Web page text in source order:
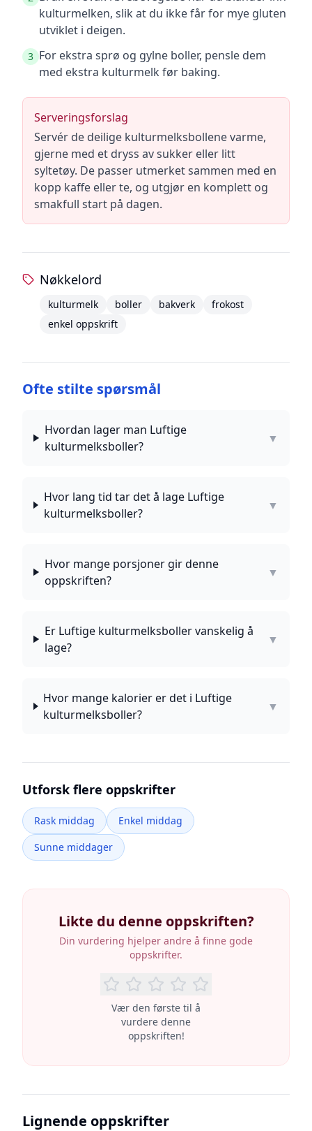
kulturmelken, slik at du ikke får for mye gluten
utviklet i deigen.
3 For ekstra sprø og gylne boller, pensle dem
med ekstra kulturmelk før baking.
Serveringsforslag
Servér de deilige kulturmelksbollene varme,
gjerne med et dryss av sukker eller litt
syltetøy. De passer utmerket sammen med en
kopp kaffe eller te, og utgjør en komplett og
smakfull start på dagen.
Nøkkelord
kulturmelk boller bakverk
frokost
enkel oppskrift
Ofte stilte spørsmål
Hvordan lager man Luftige
kulturmelksboller?
▼
Hvor lang tid tar det å lage Luftige
kulturmelksboller?
▼
Hvor mange porsjoner gir denne
oppskriften?
▼
Er Luftige kulturmelksboller vanskelig å
lage?
▼
Hvor mange kalorier er det i Luftige
kulturmelksboller?
▼
Utforsk flere oppskrifter
Rask middag
Enkel middag
Sunne middager
Likte du denne oppskriften?
Din vurdering hjelper andre å finne gode
oppskrifter.
Vær den første til å
vurdere denne
oppskriften!
Lignende oppskrifter